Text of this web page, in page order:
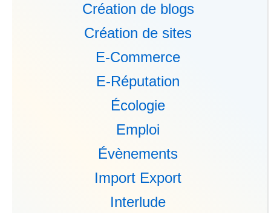
Création de blogs
Création de sites
E-Commerce
E-Réputation
Écologie
Emploi
Évènements
Import Export
Interlude